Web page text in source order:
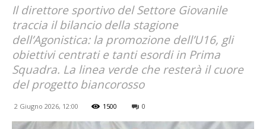
Il direttore sportivo del Settore Giovanile
traccia il bilancio della stagione
dell’Agonistica: la promozione dell’U16, gli
obiettivi centrati e tanti esordi in Prima
Squadra. La linea verde che resterà il cuore
del progetto biancorosso
2 Giugno 2026, 12:00 1500 0